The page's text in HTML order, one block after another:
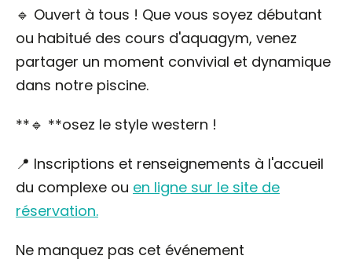
🔹 Ouvert à tous ! Que vous soyez débutant
ou habitué des cours d'aquagym, venez
partager un moment convivial et dynamique
dans notre piscine.
**🔹 **osez le style western !
📍 Inscriptions et renseignements à l'accueil
du complexe ou en ligne sur le site de
réservation.
Ne manquez pas cet événement